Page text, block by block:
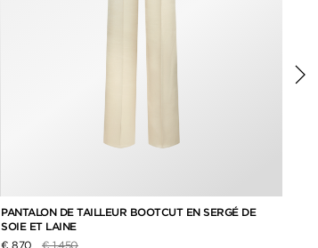
PANTALON DE TAILLEUR BOOTCUT EN SERGÉ DE
SOIE ET LAINE
€ 870
Prix réduit de
€ 1,450à